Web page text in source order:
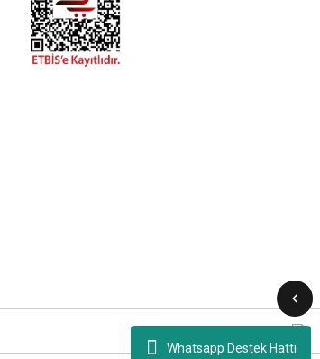
Whatsapp Destek Hattı